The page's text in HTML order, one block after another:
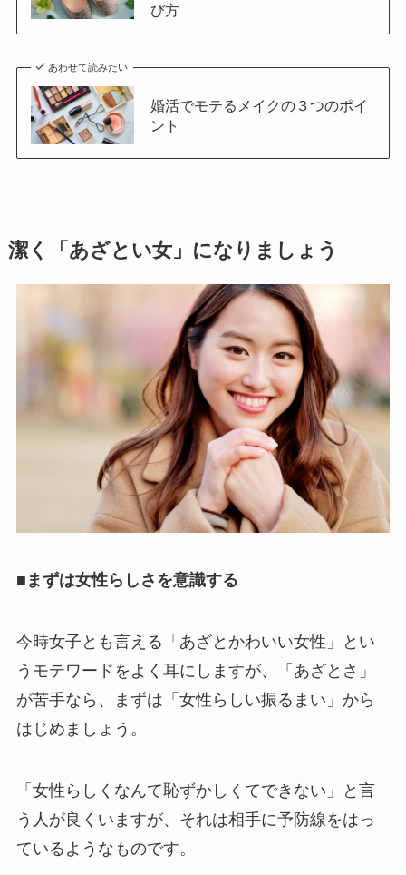
び方
あわせて読みたい
婚活でモテるメイクの３つのポイ
ント
潔く「あざとい女」になりましょう
■まずは女性らしさを意識する
今時女子とも言える「あざとかわいい女性」とい
うモテワードをよく耳にしますが、「あざとさ」
が苦手なら、まずは「女性らしい振るまい」から
はじめましょう。
「女性らしくなんて恥ずかしくてできない」と言
う人が良くいますが、それは相手に予防線をはっ
ているようなものです。